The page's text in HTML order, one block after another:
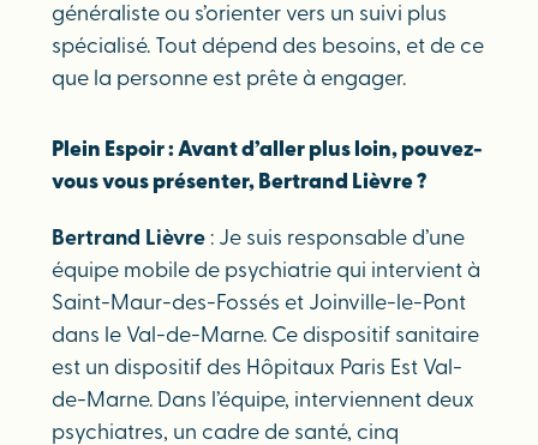
généraliste ou s’orienter vers un suivi plus
spécialisé. Tout dépend des besoins, et de ce
que la personne est prête à engager.
Plein Espoir : Avant d’aller plus loin, pouvez-
vous vous présenter, Bertrand Lièvre ?
Bertrand Lièvre: Je suis responsable d’une
équipe mobile de psychiatrie qui intervient à
Saint-Maur-des-Fossés et Joinville-le-Pont
dans le Val-de-Marne. Ce dispositif sanitaire
est un dispositif des Hôpitaux Paris Est Val-
de-Marne. Dans l’équipe, interviennent deux
psychiatres, un cadre de santé, cinq